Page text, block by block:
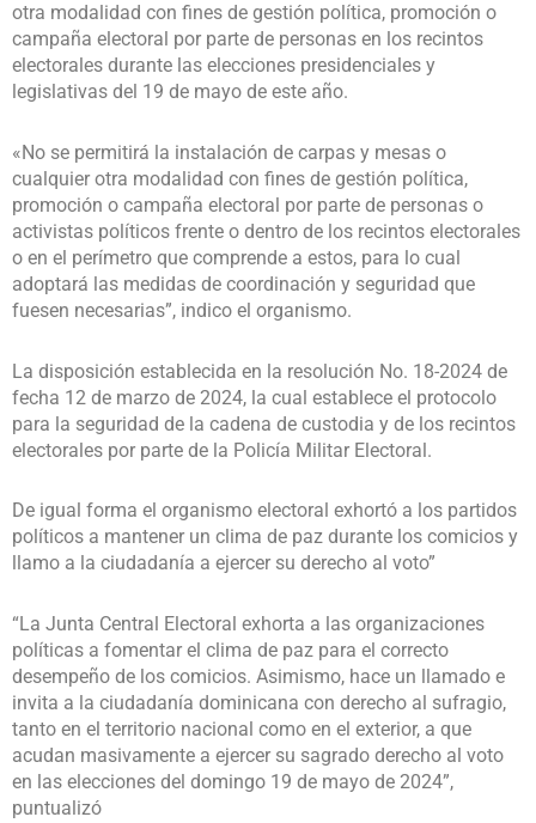
otra modalidad con fines de gestión política, promoción o
campaña electoral por parte de personas en los recintos
electorales durante las elecciones presidenciales y
legislativas del 19 de mayo de este año.
«No se permitirá la instalación de carpas y mesas o
cualquier otra modalidad con fines de gestión política,
promoción o campaña electoral por parte de personas o
activistas políticos frente o dentro de los recintos electorales
o en el perímetro que comprende a estos, para lo cual
adoptará las medidas de coordinación y seguridad que
fuesen necesarias”, indico el organismo.
La disposición establecida en la resolución No. 18-2024 de
fecha 12 de marzo de 2024, la cual establece el protocolo
para la seguridad de la cadena de custodia y de los recintos
electorales por parte de la Policía Militar Electoral.
De igual forma el organismo electoral exhortó a los partidos
políticos a mantener un clima de paz durante los comicios y
llamo a la ciudadanía a ejercer su derecho al voto”
“La Junta Central Electoral exhorta a las organizaciones
políticas a fomentar el clima de paz para el correcto
desempeño de los comicios. Asimismo, hace un llamado e
invita a la ciudadanía dominicana con derecho al sufragio,
tanto en el territorio nacional como en el exterior, a que
acudan masivamente a ejercer su sagrado derecho al voto
en las elecciones del domingo 19 de mayo de 2024”,
puntualizó